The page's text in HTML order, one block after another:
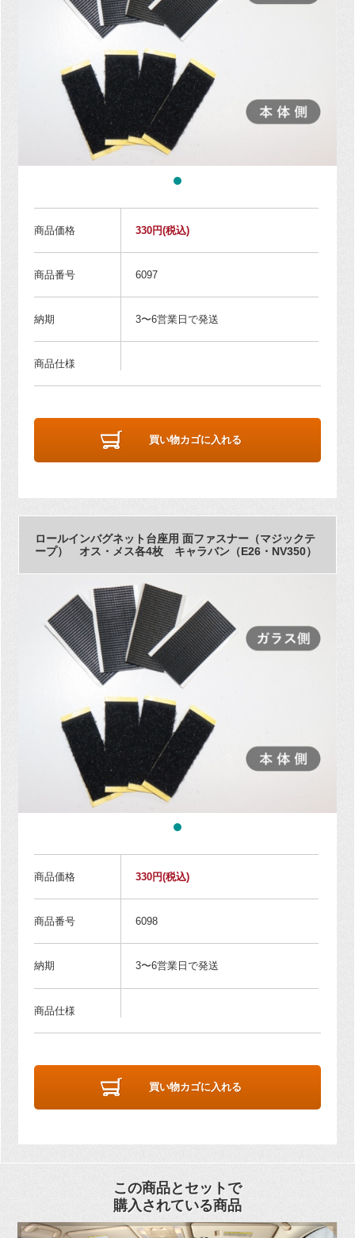
商品価格 330円(税込)
商品番号 6097
納期 3〜6営業日で発送
商品仕様
買い物カゴに入れる
ロールインバグネット台座用 面ファスナー（マジックテ
ープ） オス・メス各4枚 キャラバン（E26・NV350）
商品価格 330円(税込)
商品番号 6098
納期 3〜6営業日で発送
商品仕様
買い物カゴに入れる
この商品とセットで
購入されている商品